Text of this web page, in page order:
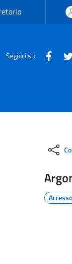
Seguici su